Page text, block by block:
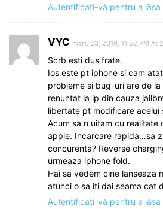
Autentificați-vă pentru a lăsa
VYC mart. 23, 2019, 11:52 PM At
Scrb esti dus frate.
Ios este pt iphone si cam
probleme si bug-uri are de la
renuntat la ip din cauza
libertate pt modificare acelui
Acum sa n uitam cu realitate
apple. Incarcare rapida…sa
concurenta? Reverse
urmeaza iphone fold.
Hai sa vedem cine lanseaza
atunci o sa iti dai seama cat
Autentificați-vă pentru a lăsa